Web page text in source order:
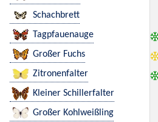
Schachbrett
Tagpfauenauge
Großer Fuchs
Zitronenfalter
Kleiner Schillerfalter
Großer Kohlweißling